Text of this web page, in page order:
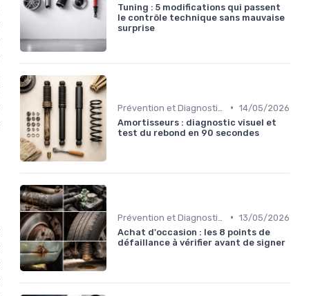
Tuning : 5 modifications qui passent
le contrôle technique sans mauvaise
surprise
• 14/05/2026
Amortisseurs : diagnostic visuel et
test du rebond en 90 secondes
• 13/05/2026
Achat d'occasion : les 8 points de
défaillance à vérifier avant de signer